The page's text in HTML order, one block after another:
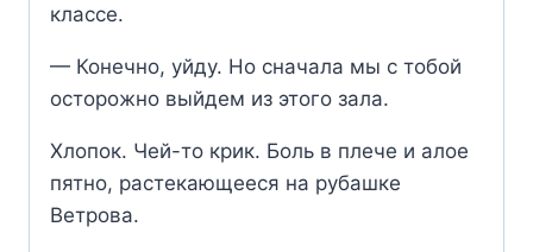
классе.
— Конечно, уйду. Но сначала мы с тобой
осторожно выйдем из этого зала.
Хлопок. Чей-то крик. Боль в плече и алое
пятно, растекающееся на рубашке
Ветрова.